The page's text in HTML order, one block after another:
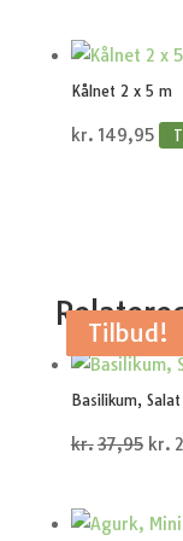
Kålnet 2 x 5 m
kr. 149,95
Tilbud!
Basilikum,
kr.37,95 Den
kr.
Tilbud!
Tilbud!
Tilbud!
Tilbud!